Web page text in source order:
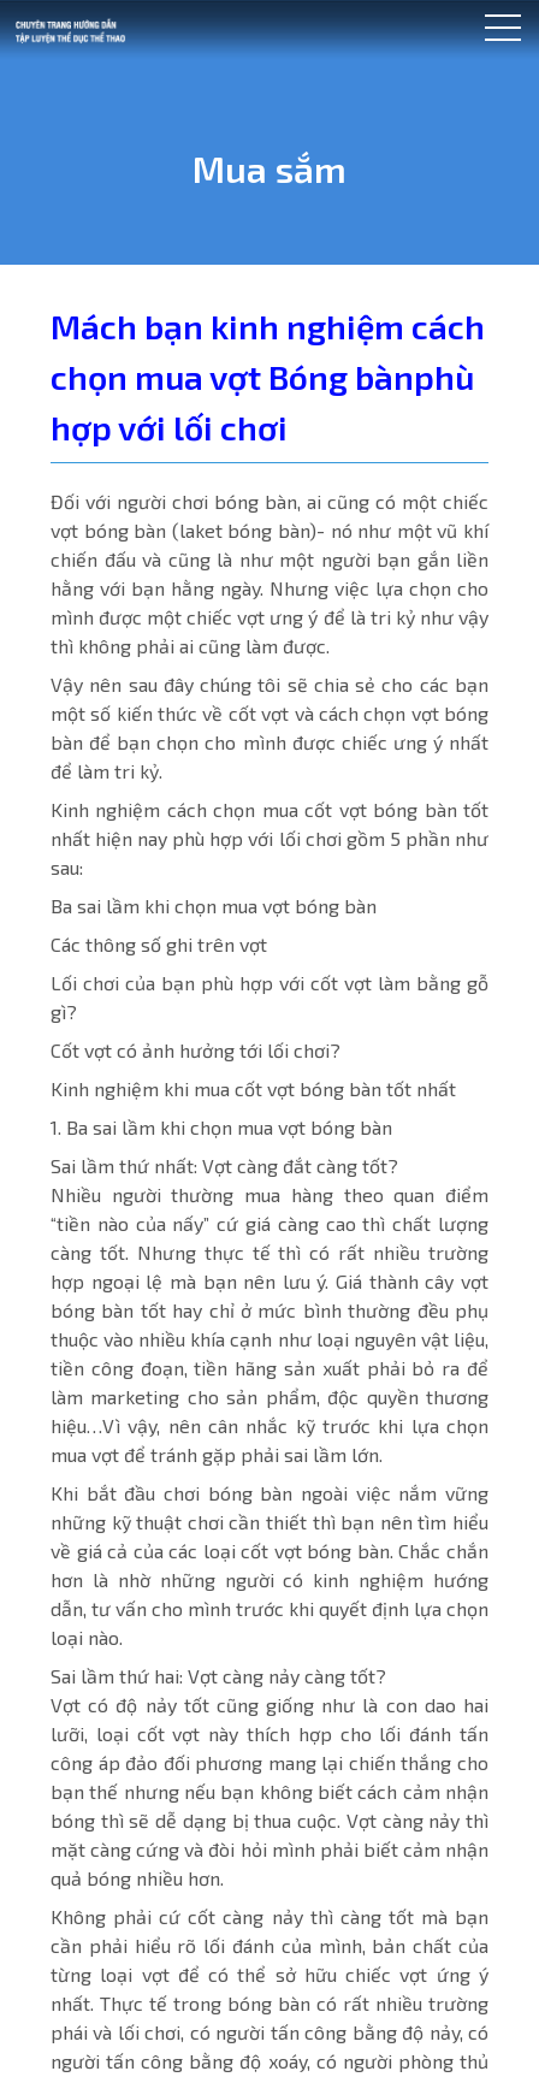
Mua sắm
Mách bạn kinh nghiệm cách
chọn mua vợt Bóng bànphù
hợp với lối chơi
Đối với người chơi bóng bàn, ai cũng có một chiếc
vợt bóng bàn (laket bóng bàn)- nó như một vũ khí
chiến đấu và cũng là như một người bạn gắn liền
hằng với bạn hằng ngày. Nhưng việc lựa chọn cho
mình được một chiếc vợt ưng ý để là tri kỷ như vậy
thì không phải ai cũng làm được.
Vậy nên sau đây chúng tôi sẽ chia sẻ cho các bạn
một số kiến thức về cốt vợt và cách chọn vợt bóng
bàn để bạn chọn cho mình được chiếc ưng ý nhất
để làm tri kỷ.
Kinh nghiệm cách chọn mua cốt vợt bóng bàn tốt
nhất hiện nay phù hợp với lối chơi gồm 5 phần như
sau:
Ba sai lầm khi chọn mua vợt bóng bàn
Các thông số ghi trên vợt
Lối chơi của bạn phù hợp với cốt vợt làm bằng gỗ
gì?
Cốt vợt có ảnh hưởng tới lối chơi?
Kinh nghiệm khi mua cốt vợt bóng bàn tốt nhất
1. Ba sai lầm khi chọn mua vợt bóng bàn
Sai lầm thứ nhất: Vợt càng đắt càng tốt?
Nhiều người thường mua hàng theo quan điểm
“tiền nào của nấy” cứ giá càng cao thì chất lượng
càng tốt. Nhưng thực tế thì có rất nhiều trường
hợp ngoại lệ mà bạn nên lưu ý. Giá thành cây vợt
bóng bàn tốt hay chỉ ở mức bình thường đều phụ
thuộc vào nhiều khía cạnh như loại nguyên vật liệu,
tiền công đoạn, tiền hãng sản xuất phải bỏ ra để
làm marketing cho sản phẩm, độc quyền thương
hiệu…Vì vậy, nên cân nhắc kỹ trước khi lựa chọn
mua vợt để tránh gặp phải sai lầm lớn.
Khi bắt đầu chơi bóng bàn ngoài việc nắm vững
những kỹ thuật chơi cần thiết thì bạn nên tìm hiểu
về giá cả của các loại cốt vợt bóng bàn. Chắc chắn
hơn là nhờ những người có kinh nghiệm hướng
dẫn, tư vấn cho mình trước khi quyết định lựa chọn
loại nào.
Sai lầm thứ hai: Vợt càng nảy càng tốt?
Vợt có độ nảy tốt cũng giống như là con dao hai
lưỡi, loại cốt vợt này thích hợp cho lối đánh tấn
công áp đảo đối phương mang lại chiến thắng cho
bạn thế nhưng nếu bạn không biết cách cảm nhận
bóng thì sẽ dễ dạng bị thua cuộc. Vợt càng nảy thì
mặt càng cứng và đòi hỏi mình phải biết cảm nhận
quả bóng nhiều hơn.
Không phải cứ cốt càng nảy thì càng tốt mà bạn
cần phải hiểu rõ lối đánh của mình, bản chất của
từng loại vợt để có thể sở hữu chiếc vợt ứng ý
nhất. Thực tế trong bóng bàn có rất nhiều trường
phái và lối chơi, có người tấn công bằng độ nảy, có
người tấn công bằng độ xoáy, có người phòng thủ